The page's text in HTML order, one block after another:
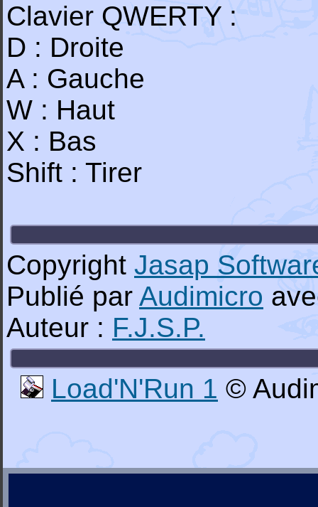
Clavier QWERTY :
D : Droite
A : Gauche
W : Haut
X : Bas
Shift : Tirer
Copyright Jasap
Publié par Audimicro
Auteur : F.J.S.P.
Load'N'Run 1 ©